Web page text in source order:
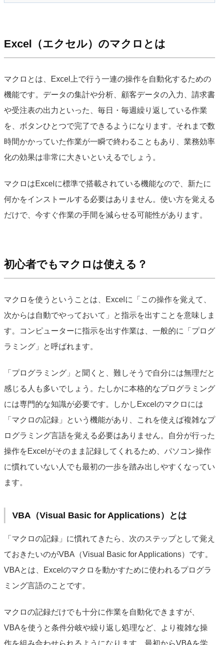
Excel（エクセル）のマクロとは
マクロとは、Excel上で行う一連の操作を自動化するための
機能です。データの集計や分析、顧客データの入力、請求書
や受注表の出力といった、毎日・毎週繰り返している作業
を、ボタンひとつで完了できるようになります。それまで数
時間かかっていた作業が一瞬で終わることもあり、業務効率
化の効果は非常に大きいといえるでしょう。
マクロはExcelに標準で搭載されている機能なので、新たに
何かをインストールする必要はありません。使い方を覚える
だけで、今すぐ作業の手間を減らせる可能性があります。
初心者でもマクロは使える？
マクロを使うということは、Excelに「この操作を覚えて、
次からは自動でやっておいて」と指示を出すことを意味しま
す。コンピューターに指示を出す作業は、一般的に「プログ
ラミング」と呼ばれます。
「プログラミング」と聞くと、難しそうで自分には無理だと
感じる人も多いでしょう。たしかに本格的なプログラミング
には専門的な知識が必要です。しかしExcelのマクロには
「マクロの記録」という機能があり、これを使えば複雑なプ
ログラミング言語を覚える必要はありません。自分が行った
操作をExcelがそのまま記録してくれるため、パソコン操作
に慣れていない人でも最初の一歩を踏み出しやすくなってい
ます。
VBA（Visual Basic for Applications）とは
「マクロの記録」に慣れてきたら、次のステップとして覚え
ておきたいのがVBA（Visual Basic for Applications）です。
VBAとは、Excelのマクロを動かすために使われるプログラ
ミング言語のことです。
マクロの記録だけでも十分に作業を自動化できますが、
VBAを使うと条件分岐や繰り返し処理など、より複雑な操
作を組み合わせられるようになります。最初からVBAを学